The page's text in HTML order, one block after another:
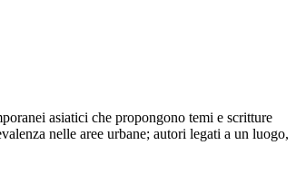
asiatici che propongono temi e scritture
nelle aree urbane; autori legati a un luogo,